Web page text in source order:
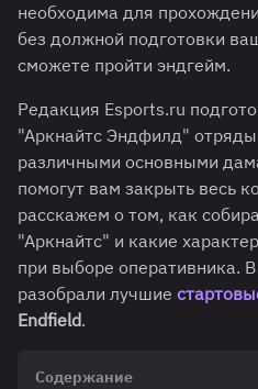
необходима для
без должной подготовки
сможете пройти эндгейм.
Редакция Esports.ru
"Аркнайтс Эндфилд"
различными основными
помогут вам закрыть весь
расскажем о том, как
"Аркнайтс" и какие
при выборе оперативника.
разобрали лучшие
Endfield.
Содержание